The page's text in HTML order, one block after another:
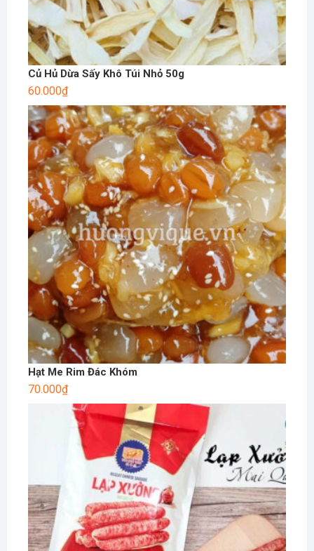
Củ Hủ Dừa Sấy Khô Túi Nhỏ 50g
60.000₫
Hạt Me Rim Đác Khóm
70.000₫